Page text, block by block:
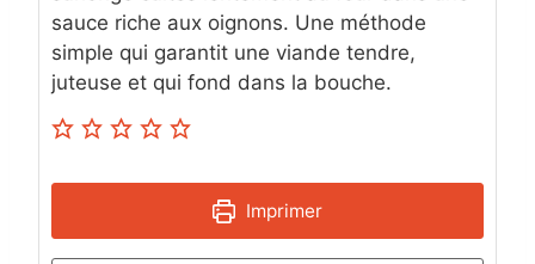
sauce riche aux oignons. Une méthode
simple qui garantit une viande tendre,
juteuse et qui fond dans la bouche.
Imprimer